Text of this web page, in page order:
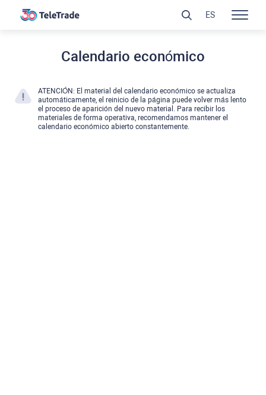
Calendario económico
ATENCIÓN: El material del calendario económico se actualiza
automáticamente, el reinicio de la página puede volver más lento
el proceso de aparición del nuevo material. Para recibir los
materiales de forma operativa, recomendamos mantener el
calendario económico abierto constantemente.
ES